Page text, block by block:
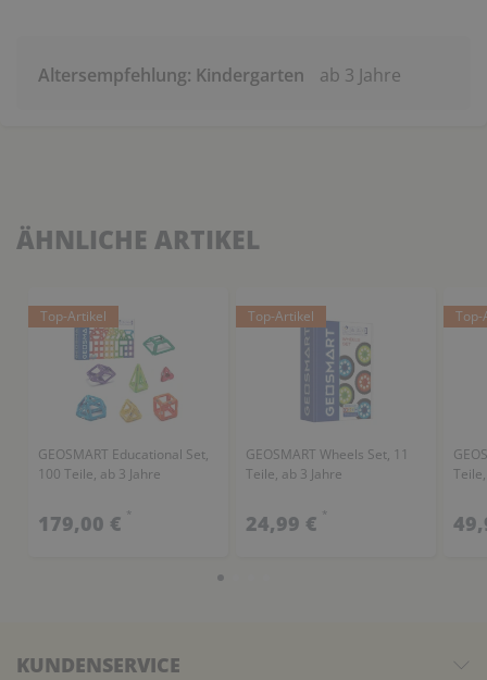
Altersempfehlung: Kindergarten ab 3 Jahre
ÄHNLICHE ARTIKEL
Top-Artikel
GEOSMART Educational Set,
100 Teile, ab 3 Jahre
179,00 € *
Top-Artikel
GEOSMART Wheels Set, 11
Teile, ab 3 Jahre
24,99 € *
KUNDENSERVICE